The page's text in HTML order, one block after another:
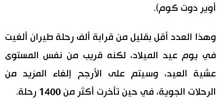
أوير دوت كوم).
وهذا العدد أقل بقليل من قرابة ألف رحلة طيران ألغيت
في يوم عيد الميلاد، لكنه قريب من نفس المستوى
عشية العيد، وسيتم على الأرجح إلغاء المزيد من
الرحلات الجوية، في حين تأخرت أكثر من 1400 رحلة.